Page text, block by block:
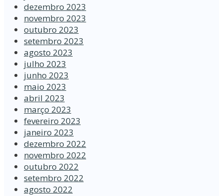
dezembro 2023
novembro 2023
outubro 2023
setembro 2023
agosto 2023
julho 2023
junho 2023
maio 2023
abril 2023
março 2023
fevereiro 2023
janeiro 2023
dezembro 2022
novembro 2022
outubro 2022
setembro 2022
agosto 2022